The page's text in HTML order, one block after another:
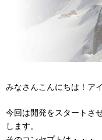
みなさんこんにちは！ア
今回は開発をスタートさ
します。